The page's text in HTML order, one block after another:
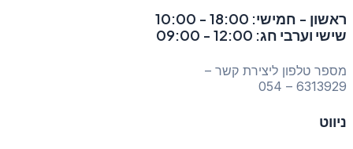
ראשון - חמישי: 18:00 - 10:00
שישי וערבי חג: 12:00 - 09:00
מספר טלפון ליצירת קשר –
6313929 – 054
ניווט